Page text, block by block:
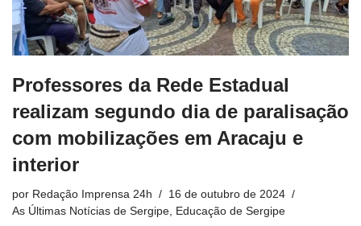
Professores da Rede Estadual
realizam segundo dia de paralisação
com mobilizações em Aracaju e
interior
por Redação Imprensa 24h
16 de outubro de 2024
As Últimas Notícias de Sergipe
Educação de Sergipe